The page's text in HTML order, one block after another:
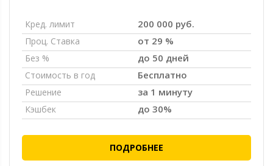
Кред. лимит 200 000 руб.
Проц. Ставка от 29 %
Без % до 50 дней
Стоимость в год Бесплатно
Решение за 1 минуту
Кэшбек до 30%
ПОДРОБНЕЕ